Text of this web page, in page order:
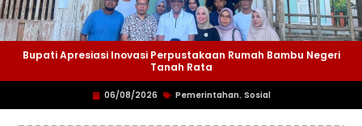
Bupati Apresiasi Inovasi Perpustakaan Rumah Bambu Negeri
Tanah Rata
06/08/2026 Pemerintahan, Sosial